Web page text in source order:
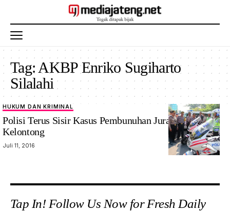
Tag: AKBP Enriko Sugiharto
Silalahi
HUKUM DAN KRIMINAL
Polisi Terus Sisir Kasus Pembunuhan Juragan
Kelontong
Juli 11, 2016
Tap In! Follow Us Now for Fresh Daily